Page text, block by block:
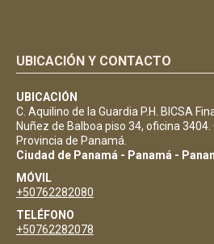
UBICACIÓN Y CONTACTO
UBICACIÓN
C. Aquilino de la Guardia P.H. BICSA
Nuñez de Balboa piso 34, oficina
Provincia de Panamá.
Ciudad de Panamá - Panamá -
MÓVIL
+50762282080
TELÉFONO
+50762282078